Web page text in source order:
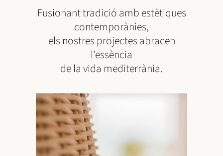
Fusionant tradició amb estètiques
contemporànies,
els nostres projectes abracen
l’essència
de la vida mediterrània.